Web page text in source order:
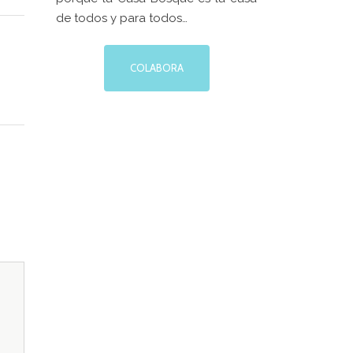
de todos y para todos…
COLABORA
de Ciudadanía,Servicio de Cultura de la
Excelentísima Diputación Provincial de
Zaragoza.